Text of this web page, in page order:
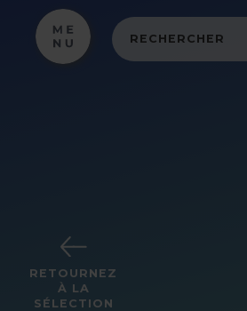
RETOURNEZ
À LA
SÉLECTION
Panneau de gestion des cookies